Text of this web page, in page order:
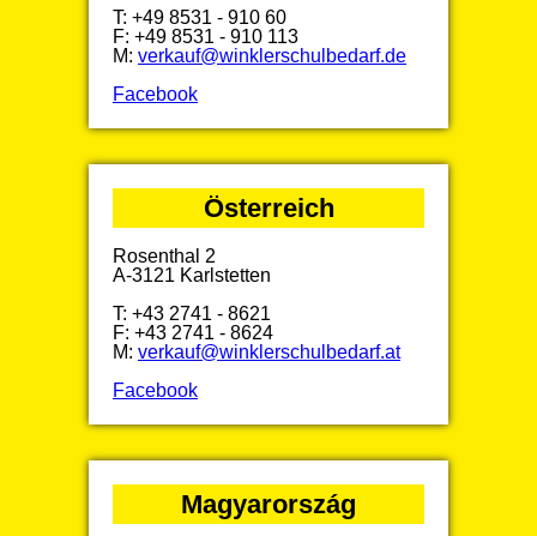
T: +49 8531 - 910 60
F: +49 8531 - 910 113
M: verkauf@winklerschulbedarf.de
Facebook
Österreich
Rosenthal 2
A-3121 Karlstetten
T: +43 2741 - 8621
F: +43 2741 - 8624
M: verkauf@winklerschulbedarf.at
Facebook
Magyarország